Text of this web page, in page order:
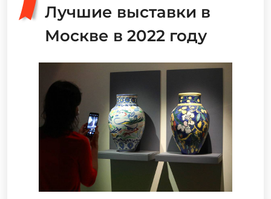
Лучшие выставки в
Москве в 2022 году